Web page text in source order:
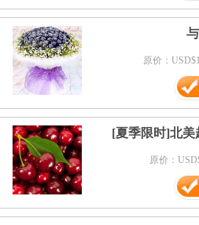
原价：
[夏季限时]北美
原价：